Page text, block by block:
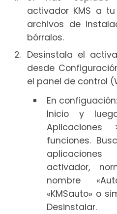
activador KMS a
archivos de
bórralos.
Desinstala el
desde
el panel de control
En
Inicio y
funciones.
activador,
nombre
«KMSauto» o
Desinstalar.